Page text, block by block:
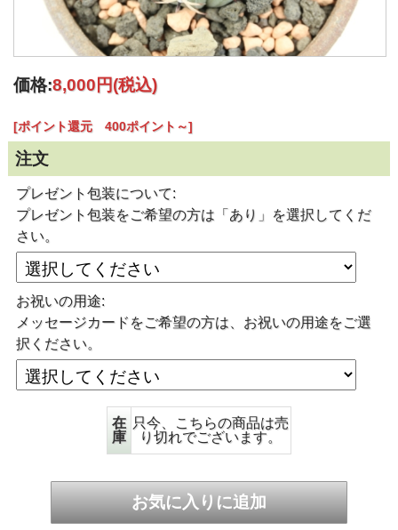
価格:8,000円(税込)
[ポイント還元 400ポイント～]
注文
プレゼント包装について:
プレゼント包装をご希望の方は「あり」を選択してくだ
さい。
お祝いの用途:
メッセージカードをご希望の方は、お祝いの用途をご選
択ください。
在
庫
只今、こちらの商品は売
り切れでございます。